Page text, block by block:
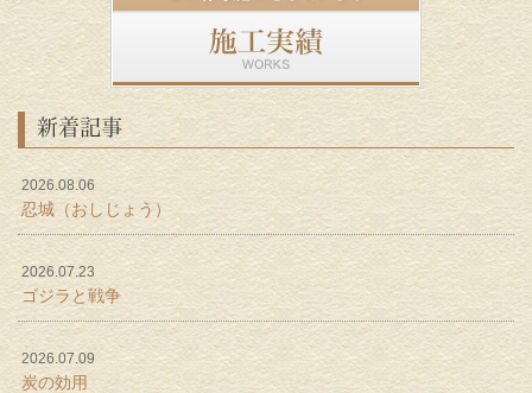
新着記事
2026.08.06
忍城（おしじょう）
2026.07.23
ゴジラと戦争
2026.07.09
炭の効用